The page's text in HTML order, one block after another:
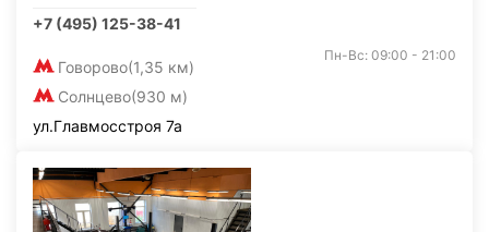
+7 (495) 125-38-41
Говорово(1,35 км)
Солнцево(930 м)
Пн-Вс: 09:00 - 21:00
ул.Главмосстроя 7а